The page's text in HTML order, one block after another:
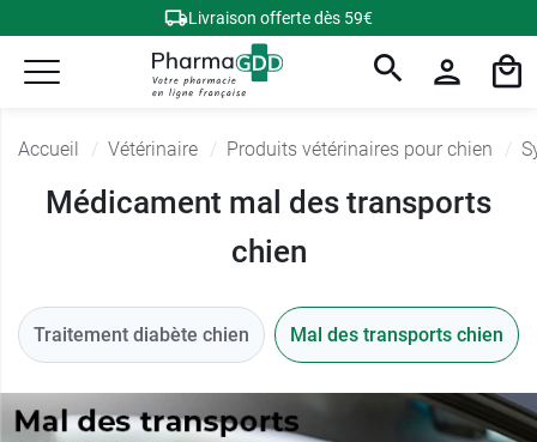
Livraison offerte dès 59€
Accueil Vétérinaire Produits vétérinaires pour chien
Médicament mal des transports
chien
Traitement diabète chien Mal des transports chien